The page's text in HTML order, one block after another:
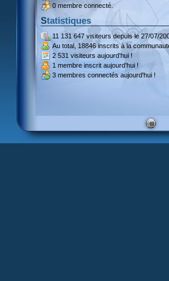
0 membre connecté.
Statistiques
11 131 647 visiteursdepuis le 27/07/
Au total, 18846 inscritsà la
2 531 visiteurs aujourd'hui !
1 membre inscrit aujourd'hui !
3 membres connectés aujourd'hui !